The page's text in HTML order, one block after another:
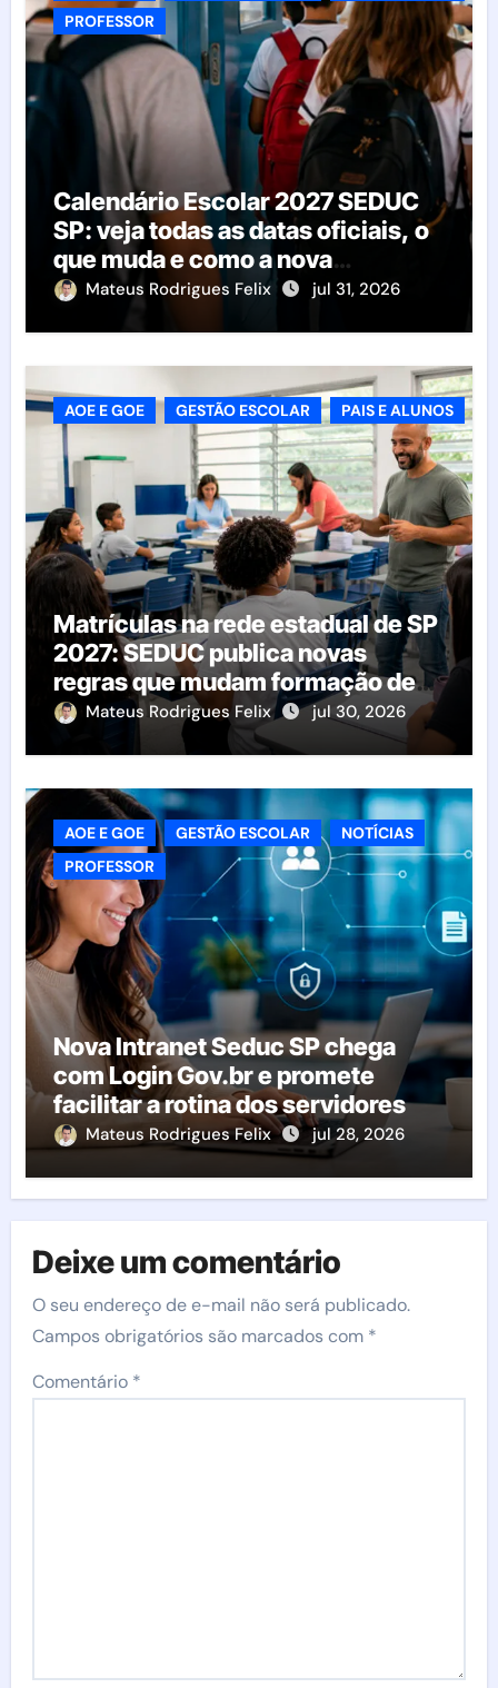
PROFESSOR
Calendário Escolar 2027 SEDUC
SP: veja todas as datas oficiais, o
que muda e como a nova
resolução afeta as escolas
Mateus Rodrigues Felix jul 31, 2026
AOE E GOE GESTÃO ESCOLAR PAIS E ALUNOS
Matrículas na rede estadual de SP
2027: SEDUC publica novas
regras que mudam formação de
classes e transferências
Mateus Rodrigues Felix jul 30, 2026
AOE E GOE GESTÃO ESCOLAR
NOTÍCIAS
PROFESSOR
Nova Intranet Seduc SP chega
com Login Gov.br e promete
facilitar a rotina dos servidores
Mateus Rodrigues Felix jul 28, 2026
Deixe um comentário
O seu endereço de e-mail não será publicado.
Campos obrigatórios são marcados com *
Comentário *